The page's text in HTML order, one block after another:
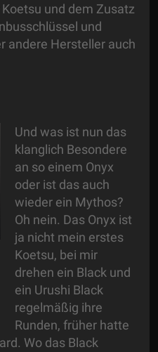
und dem Zusatz
und
andere Hersteller auch
Und was ist nun das
klanglich Besondere
an so einem Onyx
oder ist das auch
wieder ein Mythos?
Oh nein. Das Onyx ist
ja nicht mein erstes
Koetsu, bei mir
drehen ein Black und
ein Urushi Black
regelmäßig ihre
Runden, früher hatte
Wo das Black